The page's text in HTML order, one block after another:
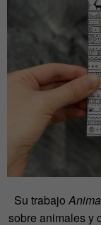
Su trabajo
sobre animales y